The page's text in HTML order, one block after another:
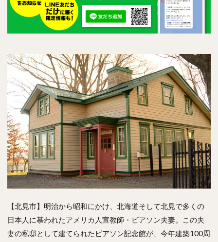
【北見市】明治から昭和にかけ、北海道そして北見で多くの
日本人に慕われたアメリカ人宣教師・ピアソン夫妻。この夫
妻の私邸として建てられたピアソン記念館が、今年建築100周